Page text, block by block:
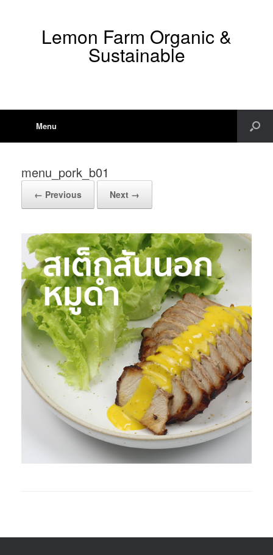
Lemon Farm Organic &
Sustainable
Menu
menu_pork_b01
← Previous Next →